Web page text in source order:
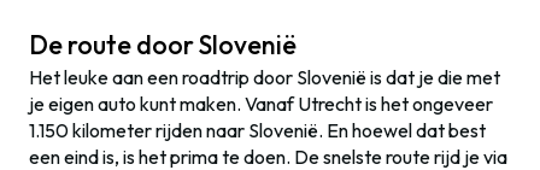
De route door Slovenië
Het leuke aan een roadtrip door Slovenië is dat je die met
je eigen auto kunt maken. Vanaf Utrecht is het ongeveer
1.150 kilometer rijden naar Slovenië. En hoewel dat best
een eind is, is het prima te doen. De snelste route rijd je via